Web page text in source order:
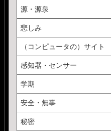
源・源泉
悲しみ
（コンピュータの）サイト
感知器・センサー
学期
安全・無事
秘密